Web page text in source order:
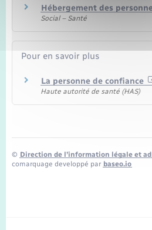
Hébergement des
Social – Santé
Pour en savoir plus
La personne de confiance
Haute autorité de santé (HAS)
© Direction de l’information légale et
comarquage developpé par baseo.io